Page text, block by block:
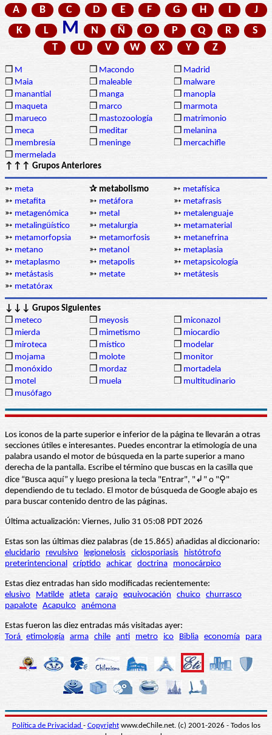
A B C D E F G H I
J
K
L M N Ñ O P Q R
S
T
U V W X Y Z
❒ M ❒ Macondo ❒ Madrid
❒ Maia ❒ maleable ❒ malware
❒ manantial ❒ manga ❒ manopla
❒ maqueta ❒ marco ❒ marmota
❒ marueco ❒ mastozoología ❒ matrimonio
❒ meca ❒ meditar ❒ melanina
❒ membresía ❒ meninge ❒ mercachifle
❒ mermelada
↑↑↑ Grupos Anteriores
➳ meta ✰ metabolismo ➳ metafísica
➳ metafita ➳ metáfora ➳ metafrasis
➳ metagenómica ➳ metal ➳ metalenguaje
➳ metalingüístico ➳ metalurgia ➳ metamaterial
➳ metamorfopsia ➳ metamorfosis ➳ metanefrina
➳ metano ➳ metanol ➳ metaplasia
➳ metaplasmo ➳ metapolis ➳ metapsicología
➳ metástasis ➳ metate ➳ metátesis
➳ metatórax
↓↓↓ Grupos Siguientes
❒ meteco ❒ meyosis ❒ miconazol
❒ mierda ❒ mimetismo ❒ miocardio
❒ miroteca ❒ místico ❒ modelar
❒ mojama ❒ molote ❒ monitor
❒ monóxido ❒ mordaz ❒ mortadela
❒ motel ❒ muela ❒ multitudinario
❒ musófago
Los iconos de la parte superior e inferior de la página te llevarán a otras
secciones útiles e interesantes. Puedes encontrar la etimología de una
palabra usando el motor de búsqueda en la parte superior a mano
derecha de la pantalla. Escribe el término que buscas en la casilla que
dice “Busca aquí” y luego presiona la tecla "Entrar", "↲" o "⚲"
dependiendo de tu teclado. El motor de búsqueda de Google abajo es
para buscar contenido dentro de las páginas.
Última actualización: Viernes, Julio 31 05:08 PDT 2026
Estas son las últimas diez palabras (de 15.865) añadidas al diccionario:
elucidario
revulsivo legionelosis ciclosporiasis
histótrofo
preterintencional críptido achicar doctrina monocárpico
Estas diez entradas han sido modificadas recientemente:
elusivo
Matilde atleta carajo equivocación chuico churrasco
papalote Acapulco anémona
Estas fueron las diez entradas más visitadas ayer:
Torá etimología arma chile anti metro ico Biblia economía para
Política de Privacidad - Copyrightwww.deChile.net. (c) 2001-2026 - Todos los